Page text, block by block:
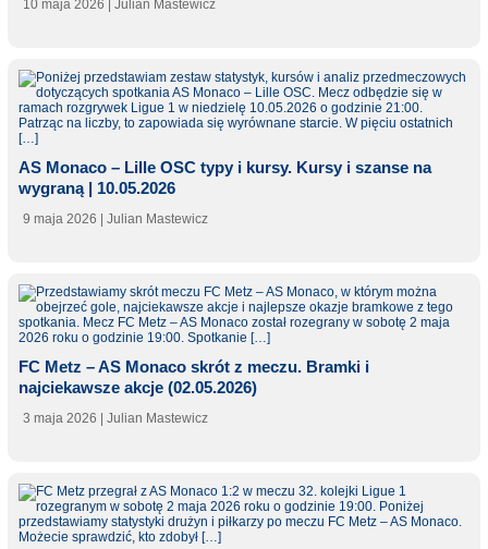
10 maja 2026 | Julian Mastewicz
AS Monaco – Lille OSC typy i kursy. Kursy i szanse na
wygraną | 10.05.2026
9 maja 2026 | Julian Mastewicz
FC Metz – AS Monaco skrót z meczu. Bramki i
najciekawsze akcje (02.05.2026)
3 maja 2026 | Julian Mastewicz